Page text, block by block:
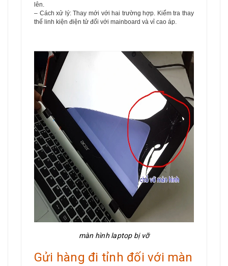
lên.
– Cách xử lý: Thay mới với hai trường hợp. Kiểm tra thay
thế linh kiện điện tử đối với mainboard và vỉ cao áp.
màn hình laptop bị vỡ
Gửi hàng đi tỉnh đối với màn